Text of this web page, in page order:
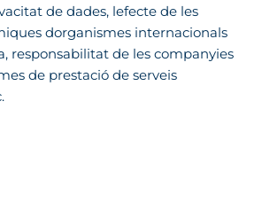
de dades, lefecte de les
dorganismes internacionals
responsabilitat de les companyies
de prestació de serveis